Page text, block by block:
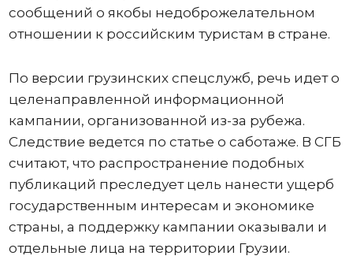
сообщений о якобы недоброжелательном
отношении к российским туристам в стране.
По версии грузинских спецслужб, речь идет о
целенаправленной информационной
кампании, организованной из-за рубежа.
Следствие ведется по статье о саботаже. В СГБ
считают, что распространение подобных
публикаций преследует цель нанести ущерб
государственным интересам и экономике
страны, а поддержку кампании оказывали и
отдельные лица на территории Грузии.